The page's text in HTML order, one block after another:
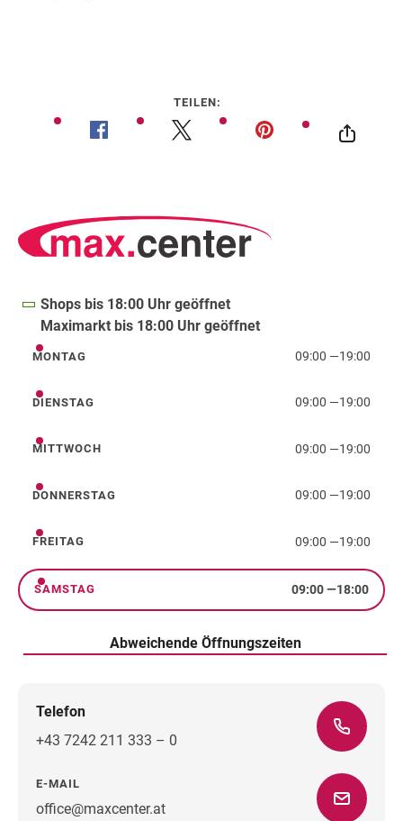
TEILEN:
Shops bis 18:00 Uhr geöffnet
Maximarkt bis 18:00 Uhr geöffnet
Montag
MONTAG 09:00 —19:00
Dienstag
DIENSTAG 09:00 —19:00
Mittwoch
MITTWOCH 09:00 —19:00
Donnerstag
DONNERSTAG 09:00 —19:00
Freitag
FREITAG 09:00 —19:00
Samstag
SAMSTAG 09:00—18:00
Abweichende Öffnungszeiten
Telefon
+43 7242 211 333 – 0
E-MAIL
office@maxcenter.atWegbeschreibung